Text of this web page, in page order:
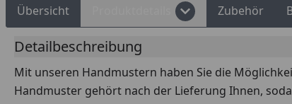
Übersicht Zubehör
Detailbeschreibung
Mit unseren Handmustern haben Sie die
Handmuster gehört nach der Lieferung Ihnen,